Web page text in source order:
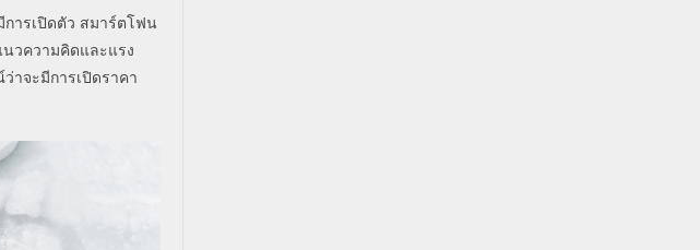
ารเปิดตัว สมาร์ตโฟน
นวความคิดและแรง
าจะมีการเปิดราคา